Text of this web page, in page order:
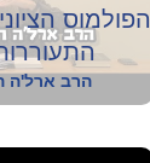
הפולמוס
הרב ארל'ה